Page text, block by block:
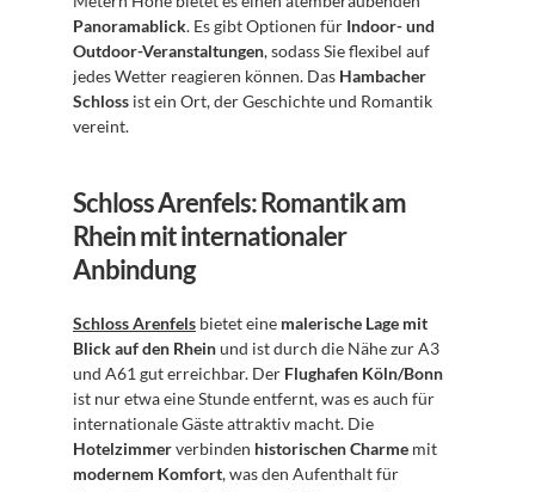
Panoramablick. Es gibt Optionen für Indoor- und
Outdoor-Veranstaltungen, sodass Sie flexibel auf
jedes Wetter reagieren können. Das Hambacher
Schloss ist ein Ort, der Geschichte und Romantik
vereint.
Schloss Arenfels: Romantik am
Rhein mit internationaler
Anbindung
Schloss Arenfels bietet eine malerische Lage mit
Blick auf den Rhein und ist durch die Nähe zur A3
und A61 gut erreichbar. Der Flughafen Köln/Bonn
ist nur etwa eine Stunde entfernt, was es auch für
Hotelzimmer verbinden historischen Charme
modernem Komfort, was den Aufenthalt für